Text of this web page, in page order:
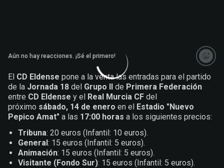
Aún no hay reacciones. ¡Sé el primero!
El CD Eldense pone a la venta las entradas para el partido
de la Jornada 18 del Grupo II de Primera Federación
entre CD Eldense y el Real Murcia CF del
próximo sábado, 14 de enero en el Estadio "Nuevo
Pepico Amat" a las 17:00 horas a los siguientes precios:
Tribuna: 20 euros (Infantil: 10 euros).
General: 15 euros (Infantil: 5 euros).
Animación: 15 euros (Infantil: 5 euros).
Visitante (Fondo Sur): 15 euros (Infantil: 5 euros).